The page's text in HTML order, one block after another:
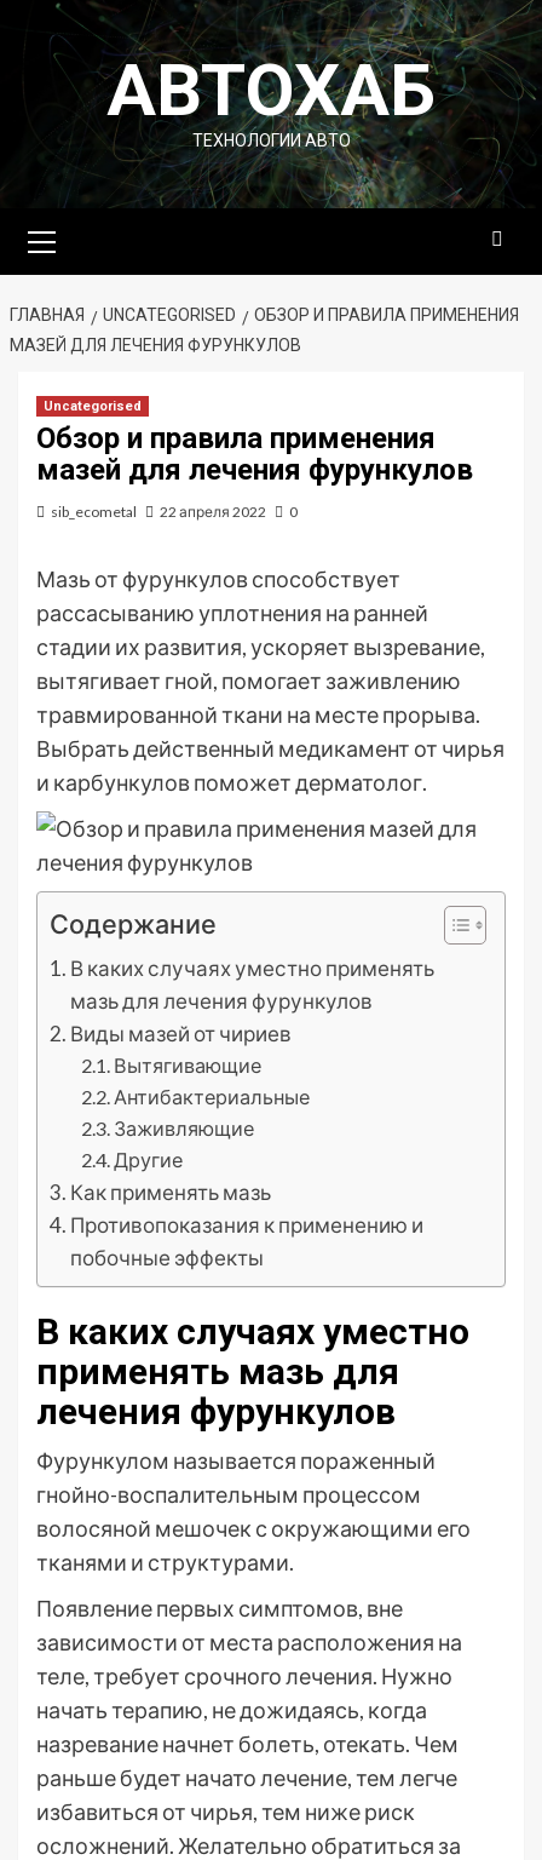
Перейти
содержимомуАВТОХАБ
ТЕХНОЛОГИИ АВТО
меню
ГЛАВНАЯ UNCATEGORISED
ОБЗОР И ПРАВИЛА ПРИМЕНЕНИЯ
МАЗЕЙ ДЛЯ ЛЕЧЕНИЯ ФУРУНКУЛОВ
Uncategorised
Обзор и правила применения
мазей для лечения фурункулов
sib_ecometal 22 апреля 2022 0
Мазь от фурункулов способствует
рассасыванию уплотнения на ранней
стадии их развития, ускоряет вызревание,
вытягивает гной, помогает заживлению
травмированной ткани на месте прорыва.
Выбрать действенный медикамент от чирья
и карбункулов поможет дерматолог.
Содержание
В каких случаях уместно применять
мазь для лечения фурункулов
Виды мазей от чириев
Вытягивающие
Антибактериальные
Заживляющие
Другие
Как применять мазь
Противопоказания к применению и
побочные эффекты
В каких случаях уместно
применять мазь для
лечения фурункулов
Фурункулом называется пораженный
гнойно-воспалительным процессом
волосяной мешочек с окружающими его
тканями и структурами.
Появление первых симптомов, вне
зависимости от места расположения на
теле, требует срочного лечения. Нужно
начать терапию, не дожидаясь, когда
назревание начнет болеть, отекать. Чем
раньше будет начато лечение, тем легче
избавиться от чирья, тем ниже риск
осложнений. Желательно обратиться за